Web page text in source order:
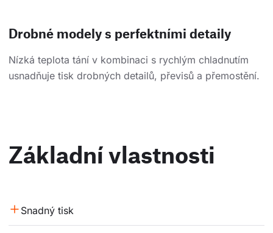
Drobné modely s perfektními detaily
Nízká teplota tání v kombinaci s rychlým chladnutím
usnadňuje tisk drobných detailů, převisů a přemostění.
Základní vlastnosti
Snadný tisk